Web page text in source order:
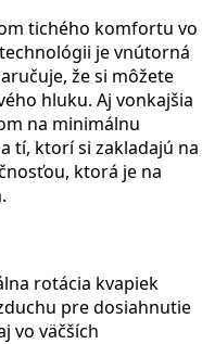
tichého komfortu vo
je vnútorná
že si môžete
hluku. Aj vonkajšia
na minimálnu
tí, ktorí si zakladajú na
ktorá je na
rotácia kvapiek
pre dosiahnutie
vo väčších